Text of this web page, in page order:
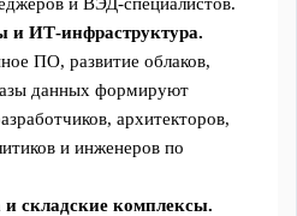
и ИТ-инфраструктура.
ПО, развитие облаков,
данных формируют
архитекторов,
и инженеров по
и складские комплексы.